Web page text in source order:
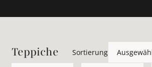
Teppiche Sortierung